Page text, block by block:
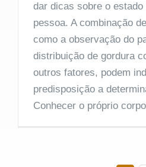
dar dicas sobre o estado
pessoa. A combinação
como a observação do
distribuição de gordura
outros fatores, podem
predisposição a
Conhecer o próprio